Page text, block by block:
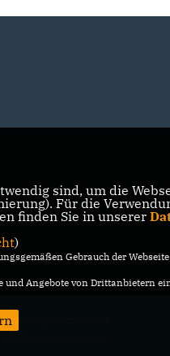
Wilmersdorf
sind, um die
Für die
finden Sie in unserer
)
Gebrauch der
und Angebote von Drittanbietern